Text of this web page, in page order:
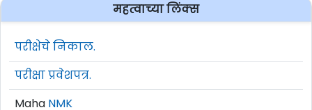
महत्वाच्या लिंक्स
परीक्षेचे निकाल.
परीक्षा प्रवेशपत्र.
Maha NMK